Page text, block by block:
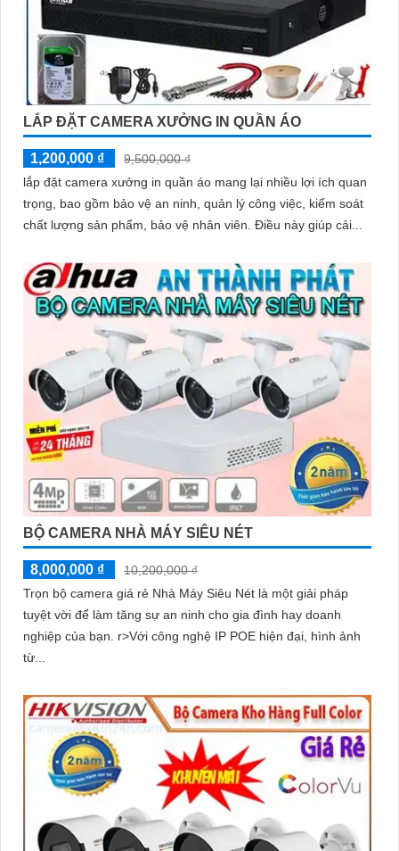
LẮP ĐẶT CAMERA XƯỞNG IN QUẦN ÁO
1,200,000 ₫
9,500,000 ₫
lắp đặt camera xưởng in quần áo mang lại nhiều lợi ích quan
trọng, bao gồm bảo vệ an ninh, quản lý công việc, kiểm soát
chất lượng sản phẩm, bảo vệ nhân viên. Điều này giúp cải...
BỘ CAMERA NHÀ MÁY SIÊU NÉT
8,000,000 ₫
10,200,000 ₫
Trọn bộ camera giá rẻ Nhà Máy Siêu Nét là một giải pháp
tuyệt vời để làm tăng sự an ninh cho gia đình hay doanh
nghiệp của bạn. r>Với công nghệ IP POE hiện đại, hình ảnh
từ...